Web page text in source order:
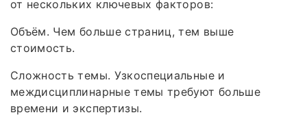
от нескольких ключевых факторов:
Объём. Чем больше страниц, тем выше
стоимость.
Сложность темы. Узкоспециальные и
междисциплинарные темы требуют больше
времени и экспертизы.